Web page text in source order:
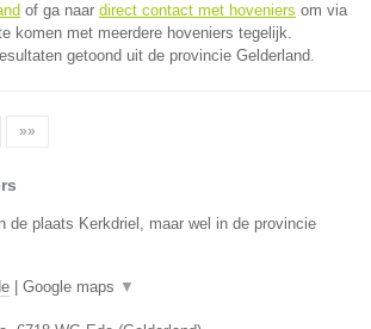
of ga naar direct contact met hoveniers om via
komen met meerdere hoveniers tegelijk.
getoond uit de provincie Gelderland.
»»
de plaats Kerkdriel, maar wel in de provincie
Google maps ▼